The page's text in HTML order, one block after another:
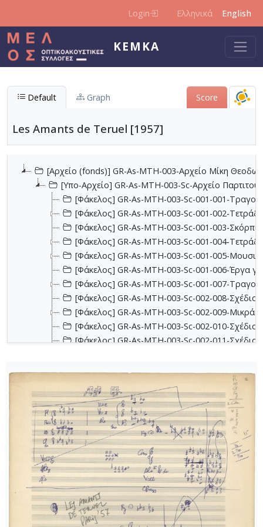
Login Ελληνικά English
KEMKA
Default Graph Score
Les Amants de Teruel [1957]
[Αρχείο (fonds)] GR-As-MTH-003-Αρχείο Μίκη
[Υπο-Αρχείο] GR-As-MTH-003-Sc-Αρχείο
[Φάκελος] GR-As-MTH-003-Sc-001-001-
[Φάκελος] GR-As-MTH-003-Sc-001-002-
[Φάκελος] GR-As-MTH-003-Sc-001-003-
[Φάκελος] GR-As-MTH-003-Sc-001-004-
[Φάκελος] GR-As-MTH-003-Sc-001-005-
[Φάκελος] GR-As-MTH-003-Sc-001-006-Έργα
[Φάκελος] GR-As-MTH-003-Sc-001-007-
[Φάκελος] GR-As-MTH-003-Sc-002-008-
[Φάκελος] GR-As-MTH-003-Sc-002-009-Μικρά
[Φάκελος] GR-As-MTH-003-Sc-002-010-
[Φάκελος] GR-As-MTH-003-Sc-002-011-
[Φάκελος] GR-As-MTH-003-Sc-003-014-
[Φάκελος] GR-As-MTH-003-Sc-003-015-
[Φάκελος] GR-As-MTH-003-Sc-003-016-
[Φάκελος] GR-As-MTH-003-Sc-003-017-
[Φάκελος] GR-As-MTH-003-Sc-003-018-
[Φάκελος] GR-As-MTH-003-Sc-003-019-
[Φάκελος] GR-As-MTH-003-Sc-004-020-Σκίτσα
[Φάκελος] GR-As-MTH-003-Sc-004-021-
[Φάκελος] GR-As-MTH-003-Sc-004-022-
[Φάκελος] GR-As-MTH-003-Sc-004-023-
[Φάκελος] GR-As-MTH-003-Sc-004-024-Ύμνος